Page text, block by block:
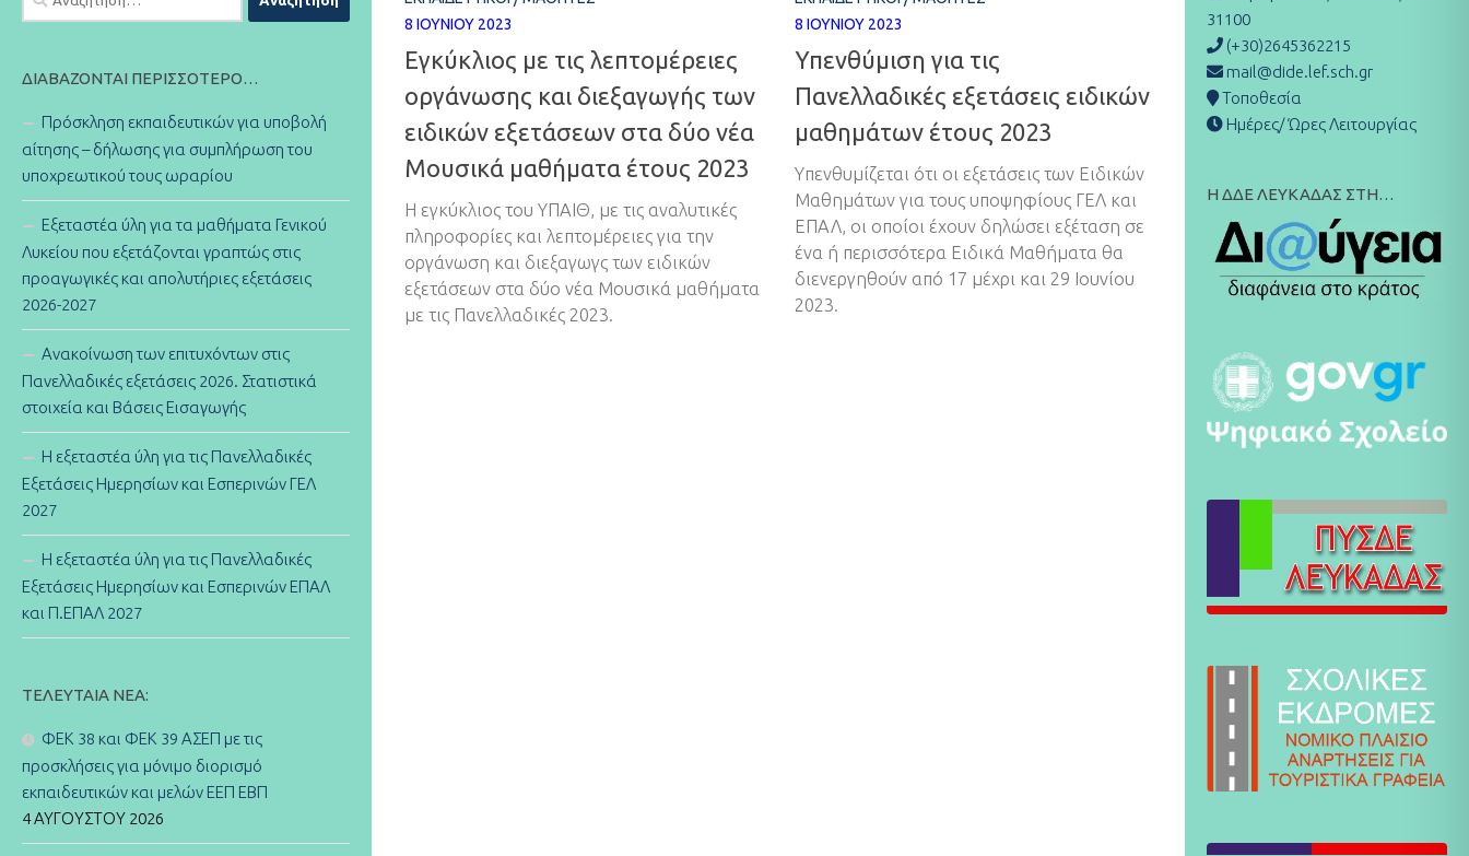
8 ΙΟΥΝΊΟΥ 2023
Εγκύκλιος με τις λεπτομέρειες
οργάνωσης και διεξαγωγής των
ειδικών εξετάσεων στα δύο νέα
Μουσικά μαθήματα έτους 2023
Η εγκύκλιος του ΥΠΑΙΘ, με τις αναλυτικές
πληροφορίες και λεπτομέρειες για την
οργάνωση και διεξαγωγς των ειδικών
εξετάσεων στα δύο νέα Μουσικά μαθήματα
με τις Πανελλαδικές 2023.
8 ΙΟΥΝΊΟΥ 2023
Υπενθύμιση για τις
Πανελλαδικές εξετάσεις ειδικών
μαθημάτων έτους 2023
Υπενθυμίζεται ότι οι εξετάσεις των Eιδικών
Μαθημάτων για τους υποψηφίους ΓΕΛ και
ΕΠΑΛ, οι οποίοι έχουν δηλώσει εξέταση σε
ένα ή περισσότερα Ειδικά Μαθήματα θα
διενεργηθούν από 17 μέχρι και 29 Ιουνίου
2023.
για:
ΔΙΑΒΆΖΟΝΤΑΙ ΠΕΡΙΣΣΌΤΕΡΟ…
Πρόσκληση εκπαιδευτικών για υποβολή
αίτησης – δήλωσης για συμπλήρωση του
υποχρεωτικού τους ωραρίου
Εξεταστέα ύλη για τα μαθήματα Γενικού
Λυκείου που εξετάζονται γραπτώς στις
προαγωγικές και απολυτήριες εξετάσεις
2026-2027
Ανακοίνωση των επιτυχόντων στις
Πανελλαδικές εξετάσεις 2026. Στατιστικά
στοιχεία και Βάσεις Εισαγωγής
Η εξεταστέα ύλη για τις Πανελλαδικές
Εξετάσεις Ημερησίων και Εσπερινών ΓΕΛ
2027
Η εξεταστέα ύλη για τις Πανελλαδικές
Εξετάσεις Ημερησίων και Εσπερινών ΕΠΑΛ
και Π.ΕΠΑΛ 2027
ΤΕΛΕΥΤΑΊΑ ΝΈΑ:
ΦΕΚ 38 και ΦΕΚ 39 ΑΣΕΠ με τις
προσκλήσεις για μόνιμο διορισμό
εκπαιδευτικών και μελών ΕΕΠ ΕΒΠ
4 ΑΥΓΟΎΣΤΟΥ 2026
31100
(+30)2645362215
mail@dide.lef.sch.gr
Τοποθεσία
Ημέρες/ Ώρες Λειτουργίας
Η ΔΔΕ ΛΕΥΚΑΔΑΣ ΣΤΗ…